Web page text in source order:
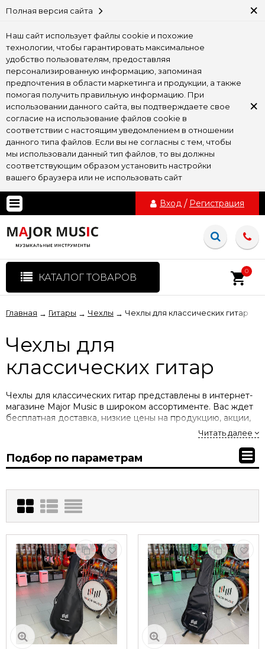
Полная версия сайта ×
Наш сайт использует файлы cookie и похожие
технологии, чтобы гарантировать максимальное
удобство пользователям, предоставляя
персонализированную информацию, запоминая
предпочтения в области маркетинга и продукции, а также
помогая получить правильную информацию. При
использовании данного сайта, вы подтверждаете свое
согласие на использование файлов cookie в
соответствии с настоящим уведомлением в отношении
данного типа файлов. Если вы не согласны с тем, чтобы
мы использовали данный тип файлов, то вы должны
соответствующим образом установить настройки
вашего браузера или не использовать сайт
×
Вход / Регистрация
КАТАЛОГ ТОВАРОВ
0
Главная → Гитары → Чехлы → Чехлы для классических гитар
Чехлы для
классических гитар
Чехлы для классических гитар представлены в интернет-
магазине Major Music в широком ассортименте. Вас ждет
бесплатная доставка, низкие цены на продукцию, акции,
скидки, распродажи. Купить чехлы для классических гитар
вы можете у нас по ценам производителя с гарантией.
Читать далее
Подбор по параметрам